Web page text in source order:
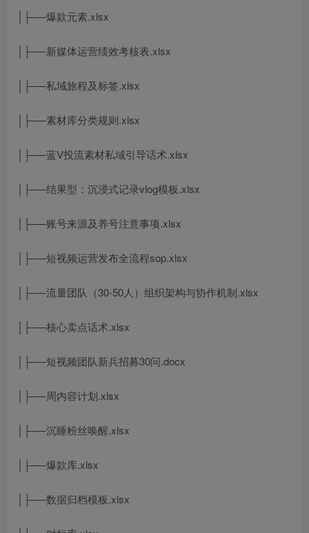
│├──爆款元素.xlsx
│├──新媒体运营绩效考核表.xlsx
│├──私域旅程及标签.xlsx
│├──素材库分类规则.xlsx
│├──蓝V投流素材私域引导话术.xlsx
│├──结果型：沉浸式记录vlog模板.xlsx
│├──账号来源及养号注意事项.xlsx
│├──短视频运营发布全流程sop.xlsx
│├──流量团队（30-50人）组织架构与协作机制.xlsx
│├──核心卖点话术.xlsx
│├──短视频团队新兵招募30问.docx
│├──周内容计划.xlsx
│├──沉睡粉丝唤醒.xlsx
│├──爆款库.xlsx
│├──数据归档模板.xlsx